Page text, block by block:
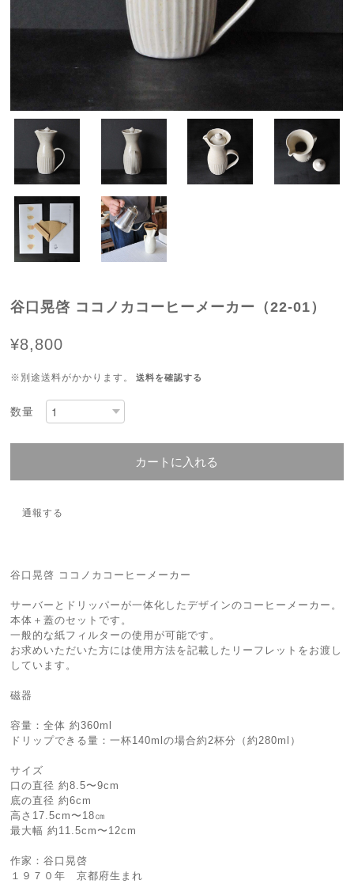
谷口晃啓 ココノカコーヒーメーカー（22-01）
¥8,800
※別途送料がかかります。 送料を確認する
数量
カートに入れる
通報する
谷口晃啓 ココノカコーヒーメーカー
サーバーとドリッパーが一体化したデザインのコーヒーメーカー。
本体＋蓋のセットです。
一般的な紙フィルターの使用が可能です。
お求めいただいた方には使用方法を記載したリーフレットをお渡し
しています。
磁器
容量：全体 約360ml
ドリップできる量：一杯140mlの場合約2杯分（約280ml）
サイズ
口の直径 約8.5〜9cm
底の直径 約6cm
高さ17.5cm〜18㎝
最大幅 約11.5cm〜12cm
作家：谷口晃啓
１９７０年 京都府生まれ